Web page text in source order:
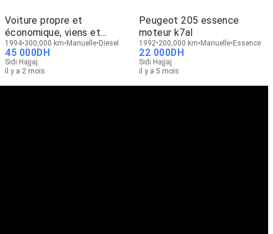
Voiture propre et
économique, viens et
conduis
1994 300,000 km Manuelle Diesel
45 000DH
Sidi Hajjaj
il y a 2 mois
Peugeot 205 essence
moteur k7al
1992 200,000 km Manuelle Essence
22 000DH
Sidi Hajjaj
il y a 5 mois